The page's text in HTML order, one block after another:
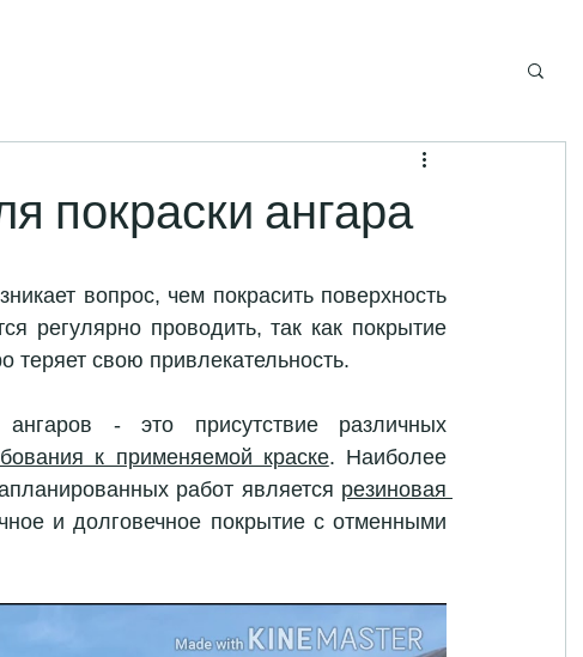
покраски ангара
вопрос, чем покрасить поверхность
регулярно проводить, так как покрытие
теряет свою привлекательность.
- это присутствие различных
к применяемой краске. Наиболее
работ является резиновая
и долговечное покрытие с отменными